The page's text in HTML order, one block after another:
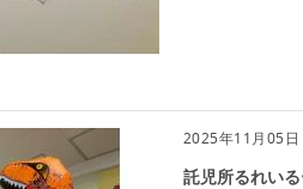
2025年11月05日
託児所るれい